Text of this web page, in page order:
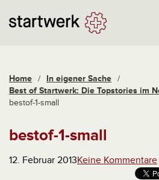
Home / In eigener Sache /
Best of Startwerk: Die Topstories im
bestof-1-small
bestof-1-small
12. Februar 2013Keine Kommentare